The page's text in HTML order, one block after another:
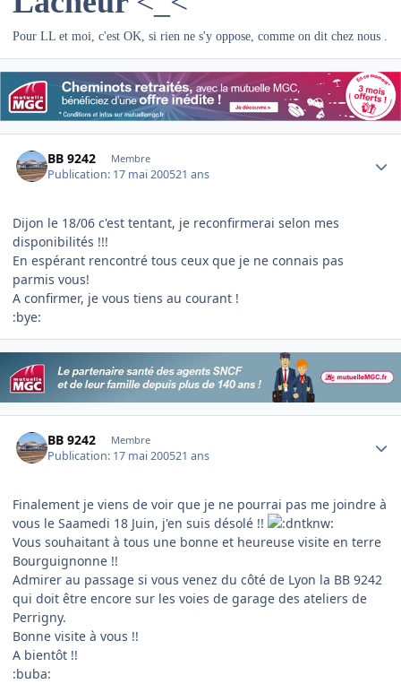
Pour LL et moi, c'est OK, si rien ne s'y oppose, comme on dit chez nous .
BB 9242 Membre
Publication: 17 mai 200521 ans
Dijon le 18/06 c'est tentant, je reconfirmerai selon mes
disponibilités !!!
En espérant rencontré tous ceux que je ne connais pas
parmis vous!
A confirmer, je vous tiens au courant !
:bye:
BB 9242 Membre
Publication: 17 mai 200521 ans
Finalement je viens de voir que je ne pourrai pas me joindre à
vous le Saamedi 18 Juin, j'en suis désolé !!
Vous souhaitant à tous une bonne et heureuse visite en terre
Bourguignonne !!
Admirer au passage si vous venez du côté de Lyon la BB 9242
qui doit être encore sur les voies de garage des ateliers de
Perrigny.
Bonne visite à vous !!
A bientôt !!
:buba: